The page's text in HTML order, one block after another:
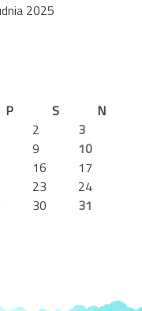
2025
P S
N
2
3
9
10
16
17
23
24
30
31